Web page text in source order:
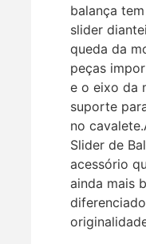
balança
slider
queda da
peças
e o eixo da
suporte
no
Slider de
acessório
ainda mais